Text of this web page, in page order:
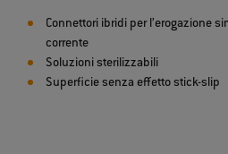
Connettori ibridi per l’erogazione
corrente
Soluzioni sterilizzabili
Superficie senza effetto stick-slip